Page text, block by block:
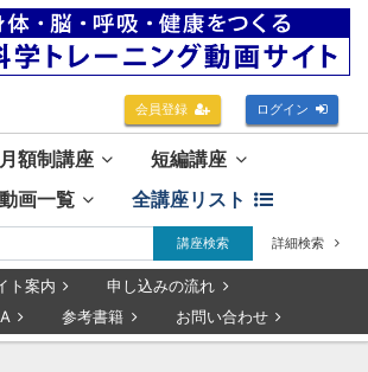
会員登録 ログイン
月額制講座
短編講座
動画一覧 全講座リスト
講座検索 詳細検索
ト案内
申し込みの流れ
参考書籍 お問い合わせ